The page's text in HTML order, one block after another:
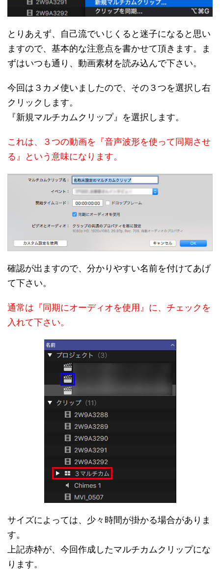
とりあえず、自己流でいじくると迷子になると思い
ますので、基本的な注意点を書かせて頂きます。ま
ずはいつも通り、動画素材を読み込んで下さい。
今回は３カメ使いましたので、その３つを選択し右
クリックします。
『新規マルチカムクリップ』を選択します。
これは、３つの動画を『音声波形を使って同期させ
る』という意味になります。
確認が出ますので、分かりやすい名前を付けてあげ
て下さい。
通常は『同期にオーディオを使用』に、チェックを
入れて下さい。
サイズによっては、少々時間が掛かる場合がありま
す。
上記赤枠が、今回作成したマルチカムクリップにな
ります。